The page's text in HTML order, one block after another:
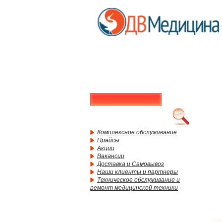
Комплексное обслуживание
Прайсы
Акции
Вакансии
Доставка и Самовывоз
Наши клиенты и партнеры
Техническое обслуживание и
ремонт медицинской техники